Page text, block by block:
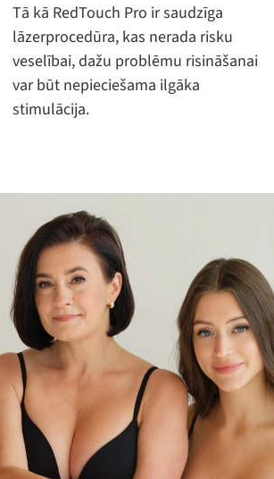
Tā kā RedTouch Pro ir saudzīga
lāzerprocedūra, kas nerada risku
veselībai, dažu problēmu risināšanai
var būt nepieciešama ilgāka
stimulācija.